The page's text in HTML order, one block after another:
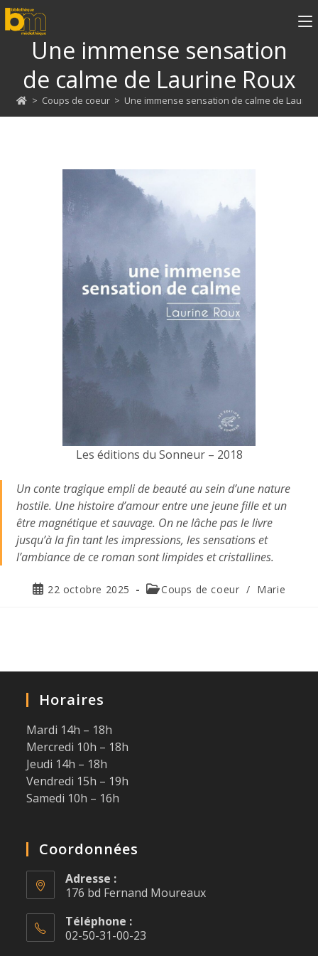
Une immense sensation
de calme de Laurine Roux
> Coups de coeur > Une immense sensation de calme de
Les éditions du Sonneur – 2018
Un conte tragique empli de beauté au sein d’une nature
hostile. Une histoire d’amour entre une jeune fille et un
être magnétique et sauvage. On ne lâche pas le livre
jusqu’à la fin tant les impressions, les sensations et
l’ambiance de ce roman sont limpides et cristallines.
22 octobre 2025 Coups de coeur / Marie
Horaires
Mardi 14h – 18h
Mercredi 10h – 18h
Jeudi 14h – 18h
Vendredi 15h – 19h
Samedi 10h – 16h
Coordonnées
Adresse :
176 bd Fernand Moureaux
Téléphone :
02-50-31-00-23